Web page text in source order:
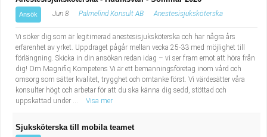
Ansök Jun 8 Palmelind Konsult AB Anestesisjuksköterska
Vi söker dig som är legitimerad anestesisjuksköterska och har några års
erfarenhet av yrket. Uppdraget pågår mellan vecka 25-33 med möjlighet till
förlängning. Skicka in din ansökan redan idag – vi ser fram emot att höra från
dig! Om Magnifiq Kompetens Vi är ett bemanningsföretag inom vård och
omsorg som sätter kvalitet, trygghet och omtanke först. Vi värdesätter våra
konsulter högt och arbetar för att du ska känna dig sedd, stöttad och
uppskattad under ...
Visa mer
Sjuksköterska till mobila teamet